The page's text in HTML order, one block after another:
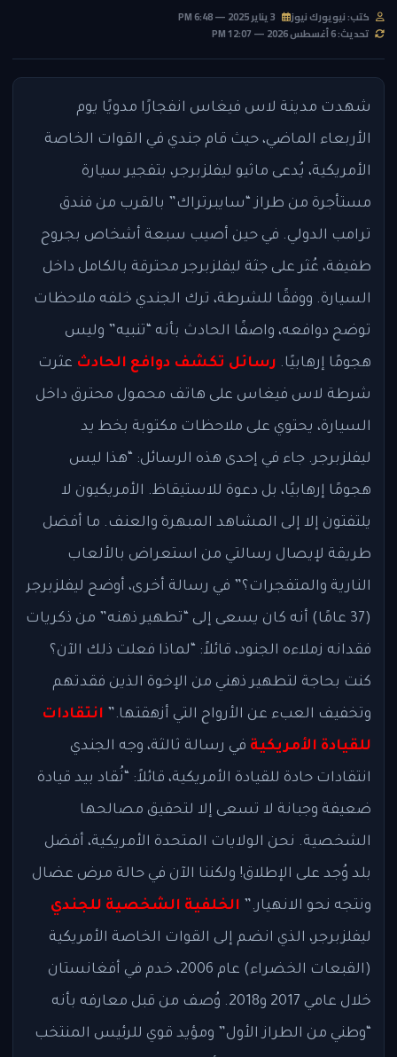
كتب: نيويورك نيوز
تحديث: 6 أغسطس 2026 — 12:07 PM
شهدت مدينة لاس فيغاس انفجارًا مدويًا يوم
الأربعاء الماضي، حيث قام جندي في القوات الخاصة
الأمريكية، يُدعى ماثيو ليفلزبرجر، بتفجير سيارة
مستأجرة من طراز “سايبرتراك” بالقرب من فندق
ترامب الدولي. في حين أصيب سبعة أشخاص بجروح
طفيفة، عُثر على جثة ليفلزبرجر محترقة بالكامل داخل
السيارة. ووفقًا للشرطة، ترك الجندي خلفه ملاحظات
توضح دوافعه، واصفًا الحادث بأنه “تنبيه” وليس
هجومًا إرهابيًا. رسائل تكشف دوافع الحادث عثرت
شرطة لاس فيغاس على هاتف محمول محترق داخل
السيارة، يحتوي على ملاحظات مكتوبة بخط يد
ليفلزبرجر. جاء في إحدى هذه الرسائل: “هذا ليس
هجومًا إرهابيًا، بل دعوة للاستيقاظ. الأمريكيون لا
يلتفتون إلا إلى المشاهد المبهرة والعنف. ما أفضل
طريقة لإيصال رسالتي من استعراض بالألعاب
النارية والمتفجرات؟” في رسالة أخرى، أوضح ليفلزبرجر
(37 عامًا) أنه كان يسعى إلى “تطهير ذهنه” من ذكريات
فقدانه زملاءه الجنود، قائلاً: “لماذا فعلت ذلك الآن؟
كنت بحاجة لتطهير ذهني من الإخوة الذين فقدتهم
وتخفيف العبء عن الأرواح التي أزهقتها.” انتقادات
للقيادة الأمريكية في رسالة ثالثة، وجه الجندي
انتقادات حادة للقيادة الأمريكية، قائلاً: “نُقاد بيد قيادة
ضعيفة وجبانة لا تسعى إلا لتحقيق مصالحها
الشخصية. نحن الولايات المتحدة الأمريكية، أفضل
بلد وُجد على الإطلاق! ولكننا الآن في حالة مرض عضال
ونتجه نحو الانهيار.” الخلفية الشخصية للجندي
ليفلزبرجر، الذي انضم إلى القوات الخاصة الأمريكية
(القبعات الخضراء) عام 2006، خدم في أفغانستان
خلال عامي 2017 و2018. وُصف من قبل معارفه بأنه
“وطني من الطراز الأول” ومؤيد قوي للرئيس المنتخب